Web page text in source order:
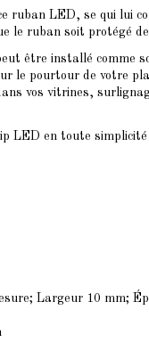
ruban LED, se qui lui
le ruban soit protégé
être installé comme
le pourtour de votre
vos vitrines,
LED en toute
Largeur 10 mm;